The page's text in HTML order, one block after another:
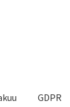
GDPR